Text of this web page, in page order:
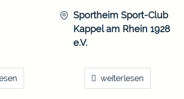
Sportheim Sport-Club
Kappel am Rhein 1928
e.V.
weiterlesen